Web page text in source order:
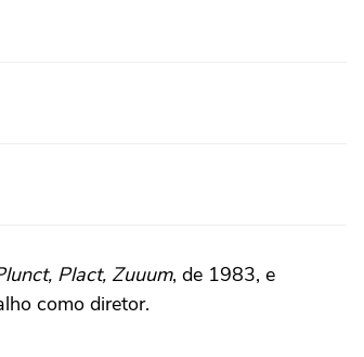
Plact, Zuuum, de 1983, e
como diretor.